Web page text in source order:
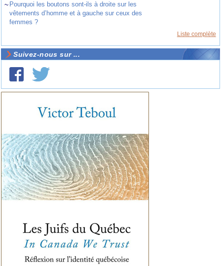
~ Pourquoi les boutons sont-ils à droite sur les
vêtements d’homme et à gauche sur ceux des
femmes ?
Liste complète
Suivez-nous sur ...